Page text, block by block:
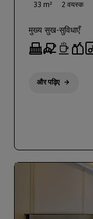
33 m² 2 वयस्क
मुख्य सुख-सुविधाएँ
और पढ़िए